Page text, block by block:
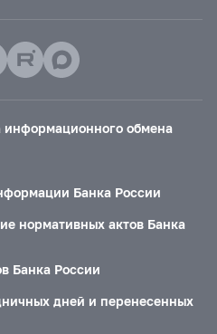
информационного обмена
Банка России
нормативных актов Банка
Банка России
дней и перенесенных